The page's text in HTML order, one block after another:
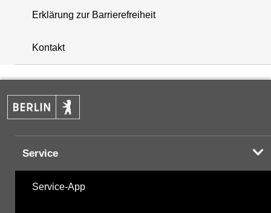
+
−
Erklärung zur Barrierefreiheit
Kontakt
Service
Service-App